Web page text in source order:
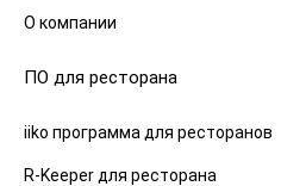
О компании
ПО для ресторана
iiko программа для ресторанов
R-Keeper для ресторана